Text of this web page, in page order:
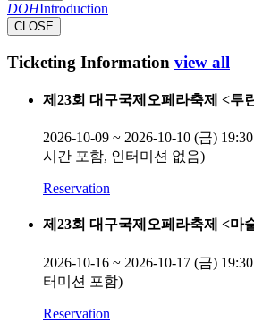
DOHIntroduction
CLOSE
Ticketing Information view all
제23회 대구국제오페라축제 <투
2026-10-09 ~ 2026-10-10 (금)
시간 포함, 인터미션 없음)
Reservation
제23회 대구국제오페라축제 <마
2026-10-16 ~ 2026-10-17 (금)
터미션 포함)
Reservation